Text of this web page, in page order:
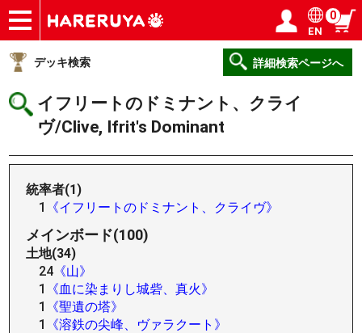
ショップ
買取
記事
デッキ検索
デッキ構築
選手一覧
店舗一覧
イベント
ヘルプ
お問い合わせ ログイン／会員登録
EN
0
デッキ検索 詳細検索ページへ
イフリートのドミナント、クライ
ヴ/Clive, Ifrit's Dominant
統率者(1)
1
《イフリートのドミナント、クライヴ》
メインボード(100)
土地(34)
24 《山》
1
《血に染まりし城砦、真火》
1
《聖遺の塔》
1
《溶鉄の尖峰、ヴァラクート》